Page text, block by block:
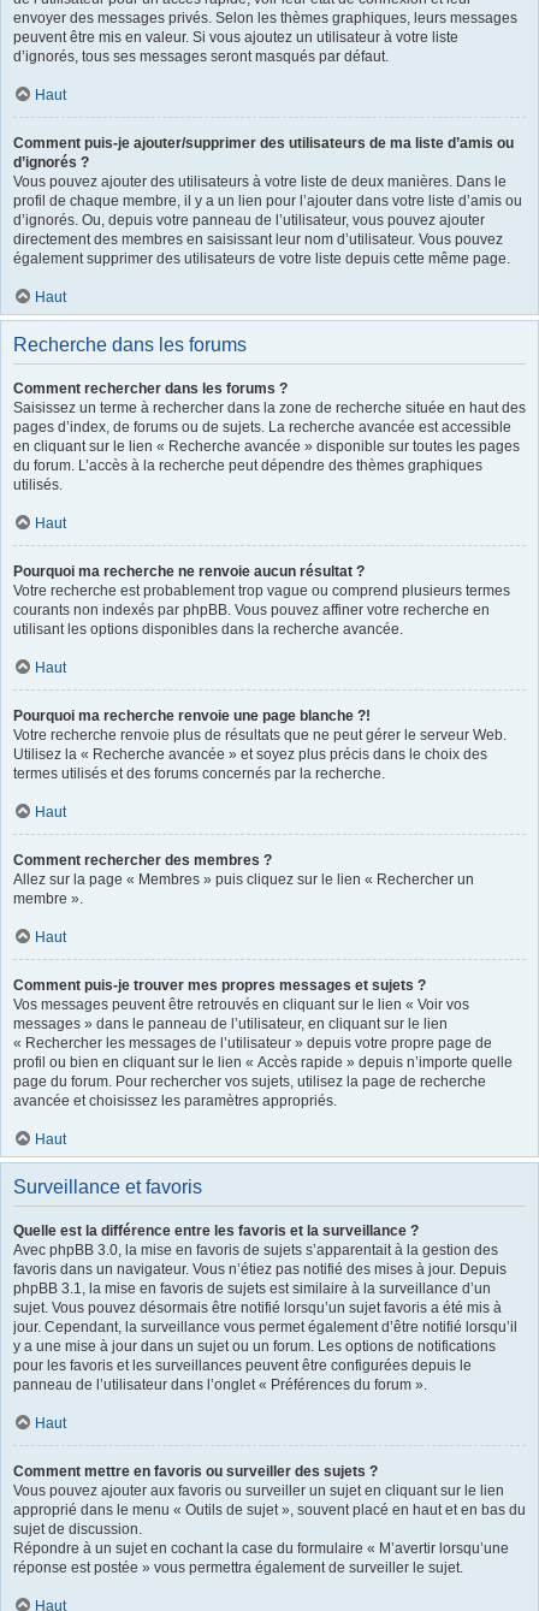
envoyer des messages privés. Selon les thèmes graphiques, leurs messages
peuvent être mis en valeur. Si vous ajoutez un utilisateur à votre liste
d’ignorés, tous ses messages seront masqués par défaut.
Haut
Comment puis-je ajouter/supprimer des utilisateurs de ma liste d’amis ou
d’ignorés ?
Vous pouvez ajouter des utilisateurs à votre liste de deux manières. Dans le
profil de chaque membre, il y a un lien pour l’ajouter dans votre liste d’amis ou
d’ignorés. Ou, depuis votre panneau de l’utilisateur, vous pouvez ajouter
directement des membres en saisissant leur nom d’utilisateur. Vous pouvez
également supprimer des utilisateurs de votre liste depuis cette même page.
Haut
Recherche dans les forums
Comment rechercher dans les forums ?
Saisissez un terme à rechercher dans la zone de recherche située en haut des
pages d’index, de forums ou de sujets. La recherche avancée est accessible
en cliquant sur le lien « Recherche avancée » disponible sur toutes les pages
du forum. L’accès à la recherche peut dépendre des thèmes graphiques
utilisés.
Haut
Pourquoi ma recherche ne renvoie aucun résultat ?
Votre recherche est probablement trop vague ou comprend plusieurs termes
courants non indexés par phpBB. Vous pouvez affiner votre recherche en
utilisant les options disponibles dans la recherche avancée.
Haut
Pourquoi ma recherche renvoie une page blanche ?!
Votre recherche renvoie plus de résultats que ne peut gérer le serveur Web.
Utilisez la « Recherche avancée » et soyez plus précis dans le choix des
termes utilisés et des forums concernés par la recherche.
Haut
Comment rechercher des membres ?
Allez sur la page « Membres » puis cliquez sur le lien « Rechercher un
membre ».
Haut
Comment puis-je trouver mes propres messages et sujets ?
Vos messages peuvent être retrouvés en cliquant sur le lien « Voir vos
messages » dans le panneau de l’utilisateur, en cliquant sur le lien
« Rechercher les messages de l’utilisateur » depuis votre propre page de
profil ou bien en cliquant sur le lien « Accès rapide » depuis n’importe quelle
page du forum. Pour rechercher vos sujets, utilisez la page de recherche
avancée et choisissez les paramètres appropriés.
Haut
Surveillance et favoris
Quelle est la différence entre les favoris et la surveillance ?
Avec phpBB 3.0, la mise en favoris de sujets s’apparentait à la gestion des
favoris dans un navigateur. Vous n’étiez pas notifié des mises à jour. Depuis
phpBB 3.1, la mise en favoris de sujets est similaire à la surveillance d’un
sujet. Vous pouvez désormais être notifié lorsqu’un sujet favoris a été mis à
jour. Cependant, la surveillance vous permet également d’être notifié lorsqu’il
y a une mise à jour dans un sujet ou un forum. Les options de notifications
pour les favoris et les surveillances peuvent être configurées depuis le
panneau de l’utilisateur dans l’onglet « Préférences du forum ».
Haut
Comment mettre en favoris ou surveiller des sujets ?
Vous pouvez ajouter aux favoris ou surveiller un sujet en cliquant sur le lien
approprié dans le menu « Outils de sujet », souvent placé en haut et en bas du
sujet de discussion.
Répondre à un sujet en cochant la case du formulaire « M’avertir lorsqu’une
réponse est postée » vous permettra également de surveiller le sujet.
Haut